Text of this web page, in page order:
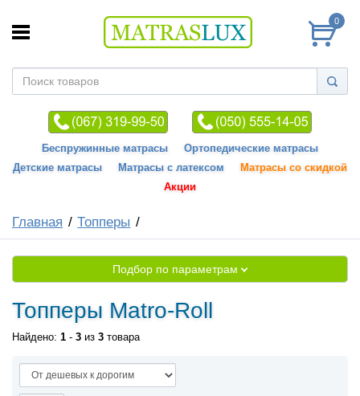
0
Беспружинные матрасы
Ортопедические матрасы
Детские матрасы
Матрасы с латексом
Матрасы со скидкой
Акции
Главная Топперы
Подбор по параметрам
Топперы Matro-Roll
Найдено: 1 - 3 из 3 товара